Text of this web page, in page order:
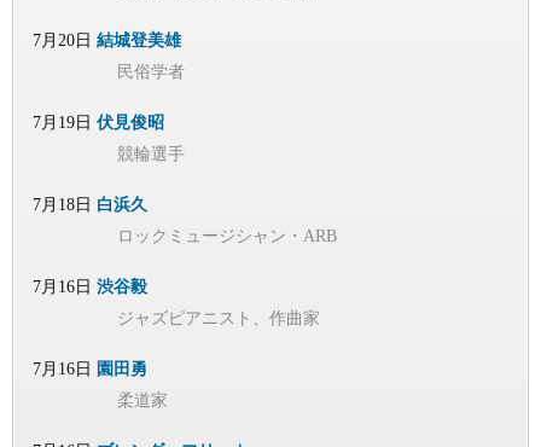
7月20日 結城登美雄
民俗学者
7月19日 伏見俊昭
競輪選手
7月18日 白浜久
ロックミュージシャン・ARB
7月16日 渋谷毅
ジャズピアニスト、作曲家
7月16日 園田勇
柔道家